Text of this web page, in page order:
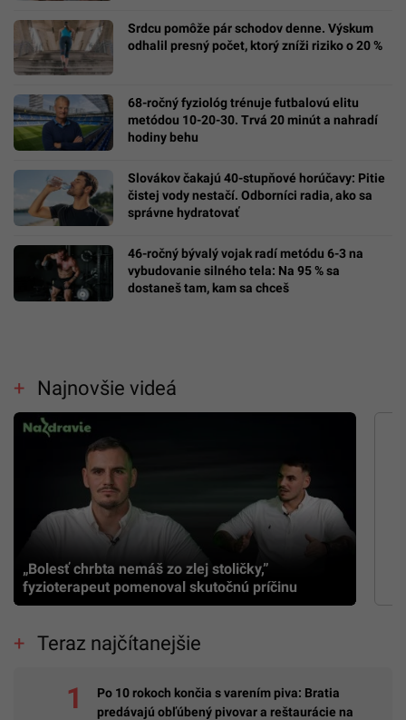
Srdcu pomôže pár schodov denne. Výskum
odhalil presný počet, ktorý zníži riziko o 20 %
68-ročný fyziológ trénuje futbalovú elitu
metódou 10-20-30. Trvá 20 minút a nahradí
hodiny behu
Slovákov čakajú 40-stupňové horúčavy: Pitie
čistej vody nestačí. Odborníci radia, ako sa
správne hydratovať
46-ročný bývalý vojak radí metódu 6-3 na
vybudovanie silného tela: Na 95 % sa
dostaneš tam, kam sa chceš
Najnovšie videá
„Bolesť chrbta nemáš zo zlej stoličky,”
fyzioterapeut pomenoval skutočnú príčinu
Teraz najčítanejšie
Po 10 rokoch končia s varením piva: Bratia
predávajú obľúbený pivovar a reštaurácie na